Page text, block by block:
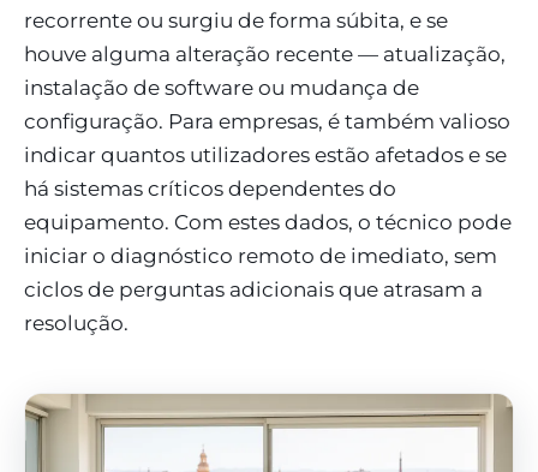
recorrente ou surgiu de forma súbita, e se
houve alguma alteração recente — atualização,
instalação de software ou mudança de
configuração. Para empresas, é também valioso
indicar quantos utilizadores estão afetados e se
há sistemas críticos dependentes do
equipamento. Com estes dados, o técnico pode
iniciar o diagnóstico remoto de imediato, sem
ciclos de perguntas adicionais que atrasam a
resolução.